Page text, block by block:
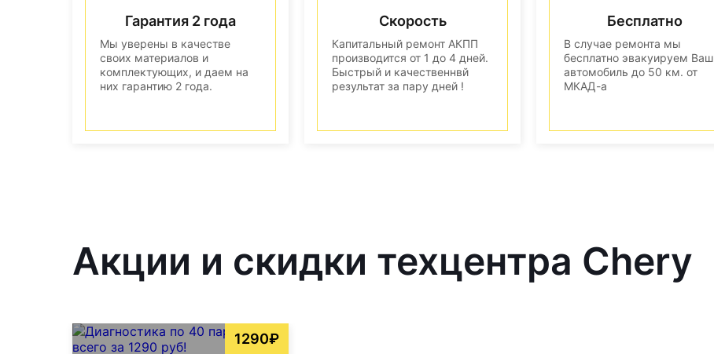
Гарантия 2 года
Мы уверены в качестве
своих материалов и
комплектующих, и даем на
них гарантию 2 года.
Скорость
Капитальный ремонт АКПП
производится от 1 до 4 дней.
Быстрый и качественнвй
результат за пару дней !
Бесплатно
В случае ремонта мы
бесплатно эвакуируем Ваш
автомобиль до 50 км. от
МКАД-а
Акции и скидки техцентра Chery
1290₽